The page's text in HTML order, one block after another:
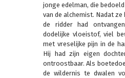
jonge edelman, die
van de alchemist. Nadat
de ridder had
dodelijke vloeistof, viel
met vreselijke pijn in de
Hij had zijn eigen
ontroostbaar. Als
de wildernis te dwalen